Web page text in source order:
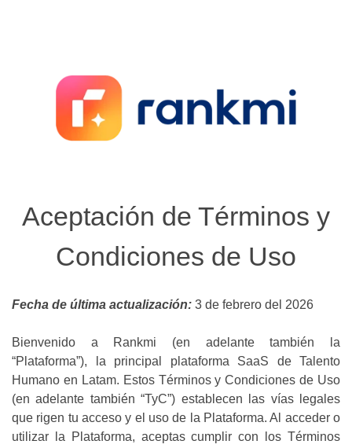
Aceptación de Términos y
Condiciones de Uso
Fecha de última actualización: 3 de febrero del 2026
Bienvenido a Rankmi (en adelante también la
“Plataforma”), la principal plataforma SaaS de Talento
Humano en Latam. Estos Términos y Condiciones de Uso
(en adelante también “TyC”) establecen las vías legales
que rigen tu acceso y el uso de la Plataforma. Al acceder o
utilizar la Plataforma, aceptas cumplir con los Términos